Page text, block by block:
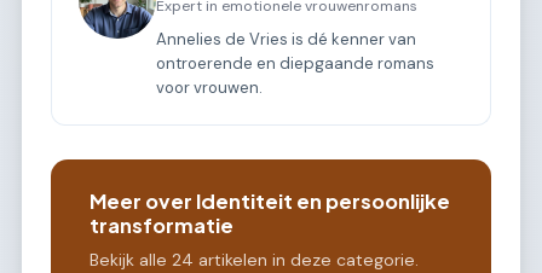
Expert in emotionele vrouwenromans
Annelies de Vries is dé kenner van
ontroerende en diepgaande romans
voor vrouwen.
Meer over Identiteit en persoonlijke
transformatie
Bekijk alle 24 artikelen in deze categorie.